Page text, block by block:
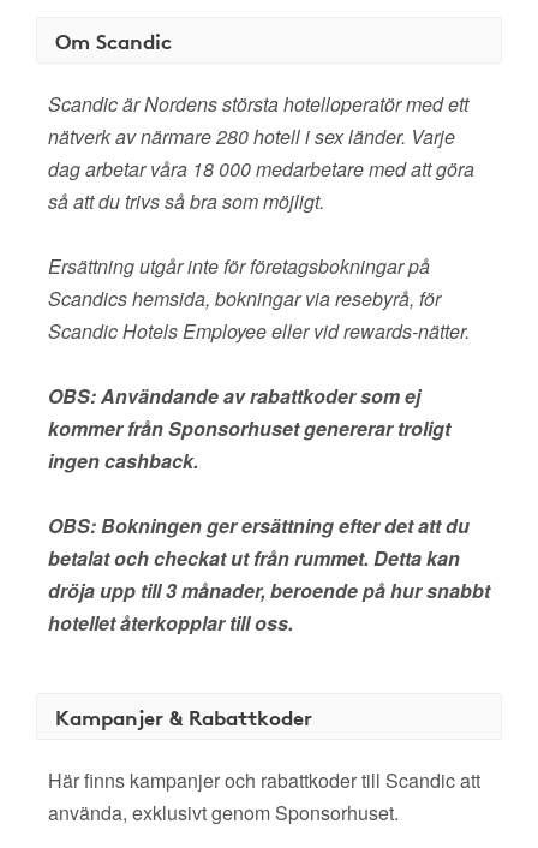
Om Scandic
Scandic är Nordens största hotelloperatör med ett
nätverk av närmare 280 hotell i sex länder. Varje
dag arbetar våra 18 000 medarbetare med att göra
så att du trivs så bra som möjligt.
Ersättning utgår inte för företagsbokningar på
Scandics hemsida, bokningar via resebyrå, för
Scandic Hotels Employee eller vid rewards-nätter.
OBS: Användande av rabattkoder som ej
kommer från Sponsorhuset genererar troligt
ingen cashback.
OBS: Bokningen ger ersättning efter det att du
betalat och checkat ut från rummet. Detta kan
dröja upp till 3 månader, beroende på hur snabbt
hotellet återkopplar till oss.
Kampanjer & Rabattkoder
Här finns kampanjer och rabattkoder till Scandic att
använda, exklusivt genom Sponsorhuset.